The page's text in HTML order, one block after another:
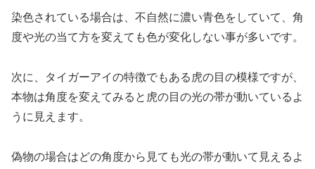
染色されている場合は、不自然に濃い青色をしていて、角
度や光の当て方を変えても色が変化しない事が多いです。
次に、タイガーアイの特徴でもある虎の目の模様ですが、
本物は角度を変えてみると虎の目の光の帯が動いているよ
うに見えます。
偽物の場合はどの角度から見ても光の帯が動いて見えるよ